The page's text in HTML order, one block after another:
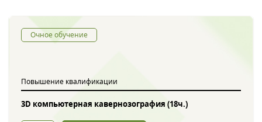
Очное обучение
Повышение квалификации
3D компьютерная кавернозография (18ч.)